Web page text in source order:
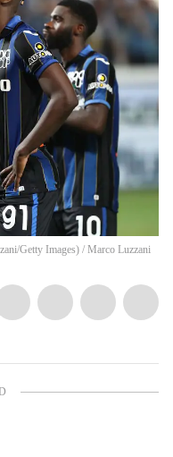
Getty Images) / Marco Luzzani